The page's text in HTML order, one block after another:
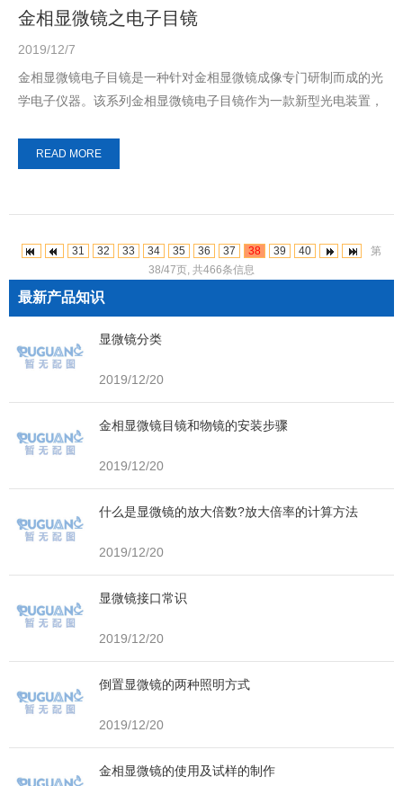
金相显微镜之电子目镜
2019/12/7
金相显微镜电子目镜是一种针对金相显微镜成像专门研制而成的光
学电子仪器。该系列金相显微镜电子目镜作为一款新型光电装置，
READ MORE
31 32 33 34 35 36 37 38 39 40
第
38/47页, 共466条信息
最新产品知识
显微镜分类
2019/12/20
金相显微镜目镜和物镜的安装步骤
2019/12/20
什么是显微镜的放大倍数?放大倍率的计算方法
2019/12/20
显微镜接口常识
2019/12/20
倒置显微镜的两种照明方式
2019/12/20
金相显微镜的使用及试样的制作